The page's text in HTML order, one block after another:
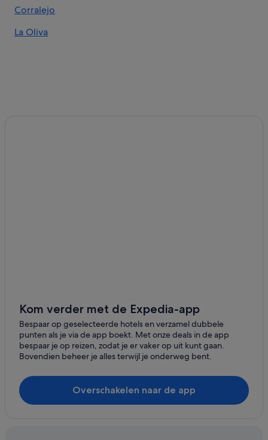
Luxe in El Cotillo
Hotels met restaurant in El Cotillo
Hotels in La Oliva
Hotels in de buurt van AquaLava Waterpark
Hotels in El Cotillo
Hotels in de buurt van Playa de la Concha
Hotels in de buurt van Punta Blanca
Hotels in Corralejo
Corralejo
La Oliva
Kom verder met de Expedia-app
Bespaar op geselecteerde hotels en verzamel dubbele
punten als je via de app boekt. Met onze deals in de app
bespaar je op reizen, zodat je er vaker op uit kunt gaan.
Bovendien beheer je alles terwijl je onderweg bent.
Overschakelen naar de app